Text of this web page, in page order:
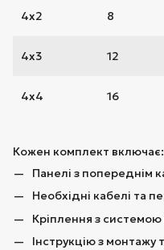
4х2 8
4х3 12
4х4 16
Кожен комплект включає:
Панелі з попереднім
Необхідні кабелі та
Кріплення з
Інструкцію з монтажу